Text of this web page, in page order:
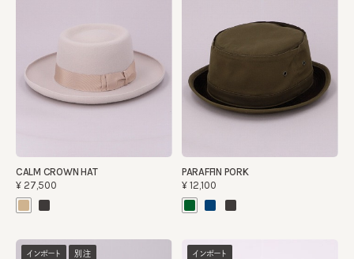
CALM CROWN HAT
¥27,500
PARAFFIN PORK
¥12,100
インポート 別注 インポート